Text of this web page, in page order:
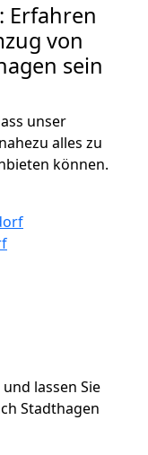
Erfahren
von
sein
unser
alles zu
können.
lassen Sie
Stadthagen